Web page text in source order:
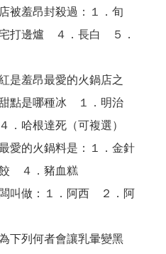
被羞昂封殺過：１．旬
打邊爐 ４．長白 ５．
是羞昂最愛的火鍋店之
甜點是哪種冰 １．明治
哈根達死（可複選）
愛的火鍋料是：１．金針
４．豬血糕
叫做：１．阿西 ２．阿
下列何者會讓乳暈變黑